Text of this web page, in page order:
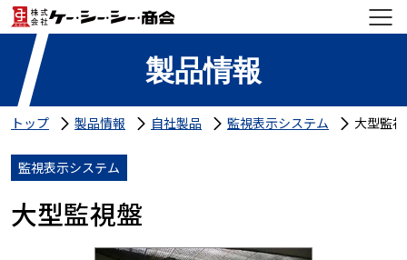
製品情報
トップ 製品情報 自社製品 監視表示システム 大型監
監視表示システム
大型監視盤